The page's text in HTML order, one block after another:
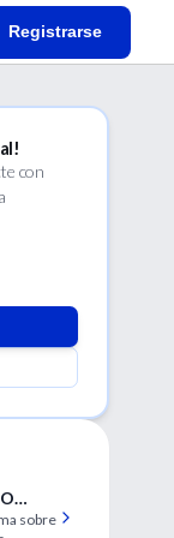
Registrarse
con
sobre